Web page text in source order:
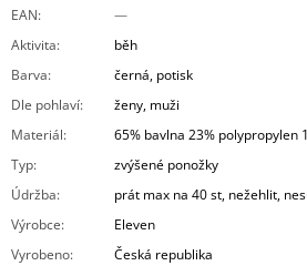
EAN:
—
Aktivita:
běh
Barva:
černá, potisk
Dle pohlaví:
ženy, muži
Materiál:
65% bavlna 23% polypropylen
Typ:
zvýšené ponožky
Údržba:
prát max na 40 st, nežehlit,
Výrobce:
Eleven
Vyrobeno: Česká republika